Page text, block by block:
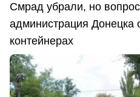
Смрад убрали, но
администрация Донецка
контейнерах